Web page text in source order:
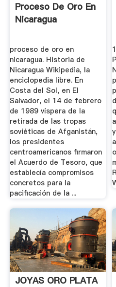
Proceso De Oro En
Nicaragua
proceso de oro en
nicaragua. Historia de
Nicaragua Wikipedia, la
enciclopedia libre. En
Costa del Sol, en El
Salvador, el 14 de febrero
de 1989 víspera de la
retirada de las tropas
soviéticas de Afganistán,
los presidentes
centroamericanos firmaron
el Acuerdo de Tesoro, que
establecía compromisos
concretos para la
pacificación de la ...
JOYAS ORO PLATA